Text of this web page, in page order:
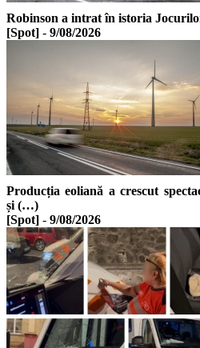
Robinson a intrat în istoria
[Spot] - 9/08/2026
Producția eoliană a crescut
și (…)
[Spot] - 9/08/2026